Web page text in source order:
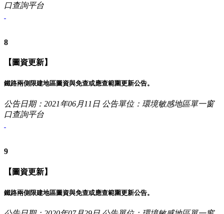
口查詢平台
8
【圖資更新】
鐵路兩側限建地區圖資與免查或應查範圍更新公告。
公告日期：2021年06月11日 公告單位：環境敏感地區單一窗
口查詢平台
9
【圖資更新】
鐵路兩側限建地區圖資與免查或應查範圍更新公告。